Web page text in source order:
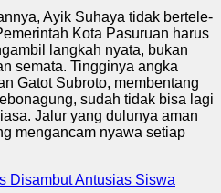
Ayik Suhaya tidak bertele-
Kota Pasuruan harus
langkah nyata, bukan
semata. Tingginya angka
Gatot Subroto, membentang
sudah tidak bisa lagi
Jalur yang dulunya aman
mengancam nyawa setiap
Disambut Antusias Siswa